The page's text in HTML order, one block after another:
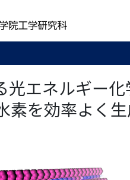
光エネルギー
を効率よく生